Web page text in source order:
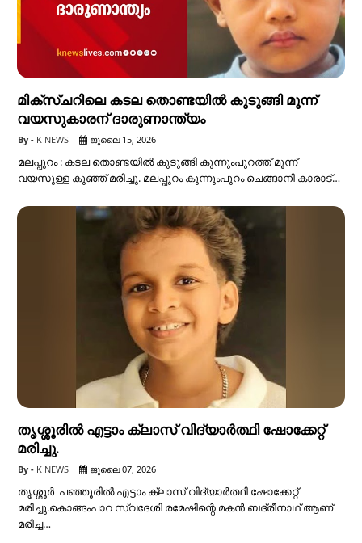
മിക്സ്ചറിലെ കടല തൊണ്ടയില്‍ കുടുങ്ങി മൂന്ന്
വയസുകാരന് ദാരുണാന്ത്യം
K NEWS ജൂലൈ 15, 2026
മലപ്പുറം : കടല തൊണ്ടയില്‍ കുടുങ്ങി കുന്നുംപുറത്ത് മൂന്ന്
വയസുള്ള കുഞ്ഞ് മരിച്ചു. മലപ്പുറം കുന്നുംപുറം ചെങ്ങാനി കാരാട്…
തൃശ്ശൂരിൽ എട്ടാം ക്ലാസ് വിദ്യാർത്ഥി ഷോക്കേറ്റ്
മരിച്ചു.
K NEWS ജൂലൈ 07, 2026
തൃശ്ശൂർ പഞ്ഞൂരിൽ എട്ടാം ക്ലാസ് വിദ്യാർത്ഥി ഷോക്കേറ്റ്
മരിച്ചു.കൊങ്ങംപാറ സ്വദേശി രമേഷിന്റെ മകൻ ബദ്രീനാഥ് ആണ്
മരിച്ച…